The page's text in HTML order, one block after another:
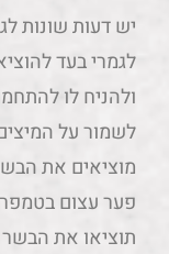
יש דעות שונות
לגמרי בעד
ולהניח לו
לשמור על
מוציאים את
פער עצום
תוציאו את